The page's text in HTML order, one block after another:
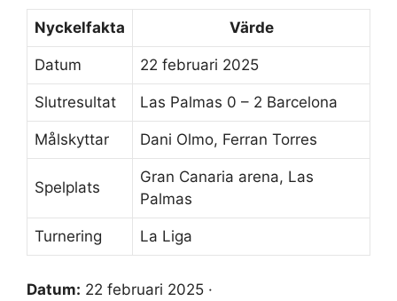
Nyckelfakta Värde
Datum 22 februari 2025
Slutresultat Las Palmas 0 – 2 Barcelona
Målskyttar Dani Olmo, Ferran Torres
Spelplats
Gran Canaria arena, Las
Palmas
Turnering La Liga
Datum: 22 februari 2025 ·